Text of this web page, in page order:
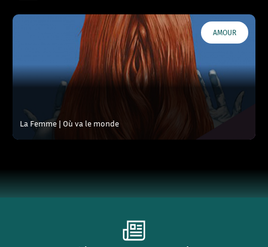
AMOUR
La Femme | Où va le monde